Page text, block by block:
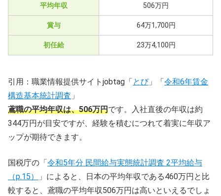
【まとめ】未経験の職種へ就職するならエージェントがお
平均年収 506万円
賞与 64万1,700円
初任給 23万4,100円
引用：職業情報提供サイトjobtag「 とび」「 令和6年賃金
構造基本統計調査 」
鳶職の平均年収は、506万円です。入社直後の年収は約
344万円が目安ですが、経験を積むにつれて着実に年収ア
ップが期待できます。
国税庁の「 令和5年分 民間給与実態統計調査 2平均給与
（p.15）
」によると、日本の平均年収である460万円と比
較すると、鳶職の平均年収506万円は高いといえるでしょ